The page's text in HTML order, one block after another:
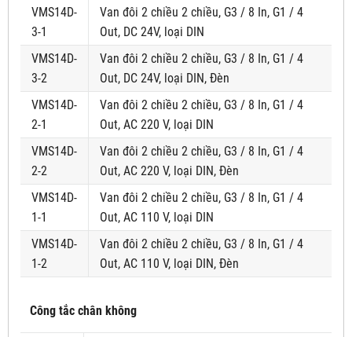
VMS14D-
3-1
Van đôi 2 chiều 2 chiều, G3 / 8 In, G1 / 4
Out, DC 24V, loại DIN
VMS14D-
3-2
Van đôi 2 chiều 2 chiều, G3 / 8 In, G1 / 4
Out, DC 24V, loại DIN, Đèn
VMS14D-
2-1
Van đôi 2 chiều 2 chiều, G3 / 8 In, G1 / 4
Out, AC 220 V, loại DIN
VMS14D-
2-2
Van đôi 2 chiều 2 chiều, G3 / 8 In, G1 / 4
Out, AC 220 V, loại DIN, Đèn
VMS14D-
1-1
Van đôi 2 chiều 2 chiều, G3 / 8 In, G1 / 4
Out, AC 110 V, loại DIN
VMS14D-
1-2
Van đôi 2 chiều 2 chiều, G3 / 8 In, G1 / 4
Out, AC 110 V, loại DIN, Đèn
Công tắc chân không